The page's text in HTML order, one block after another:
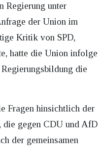
Regierung unter
der Union im
Kritik von SPD,
hatte die Union infolge
die
Fragen hinsichtlich der
die gegen CDU und AfD
der gemeinsamen